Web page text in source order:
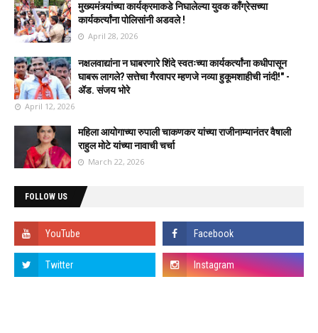
मुख्यमंत्र्यांच्या कार्यक्रमाकडे निघालेल्या युवक काँग्रेसच्या
कार्यकर्त्यांना पोलिसांनी अडवले !
April 28, 2026
नक्षलवाद्यांना न घाबरणारे शिंदे स्वतःच्या कार्यकर्त्यांना कधीपासून
घाबरू लागले? सत्तेचा गैरवापर म्हणजे नव्या हुकूमशाहीची नांदी!" -
ॲड. संजय भोरे
April 12, 2026
महिला आयोगाच्या रुपाली चाकणकर यांच्या राजीनाम्यानंतर वैषाली
राहुल मोटे यांच्या नावाची चर्चा
March 22, 2026
FOLLOW US